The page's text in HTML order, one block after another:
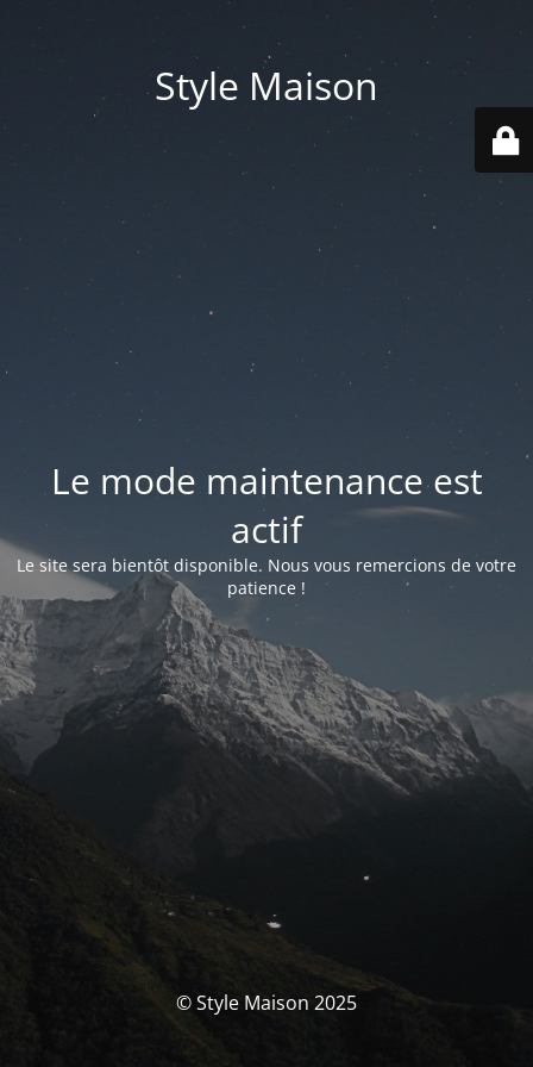
Style Maison
Le mode maintenance est
actif
Le site sera bientôt disponible. Nous vous remercions de votre
patience !
© Style Maison 2025